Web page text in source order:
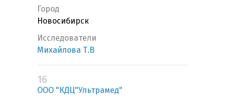
Город
Новосибирск
Исследователи
Михайлова Т.В
16
ООО "КДЦ"Ультрамед"